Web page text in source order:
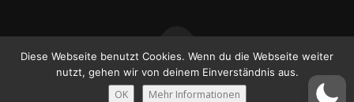
Copyright © 2026– OnePressTheme von FameThemes
Diese Webseite benutzt Cookies. Wenn du die Webseite weiter
nutzt, gehen wir von deinem Einverständnis aus.
OK Mehr Informationen